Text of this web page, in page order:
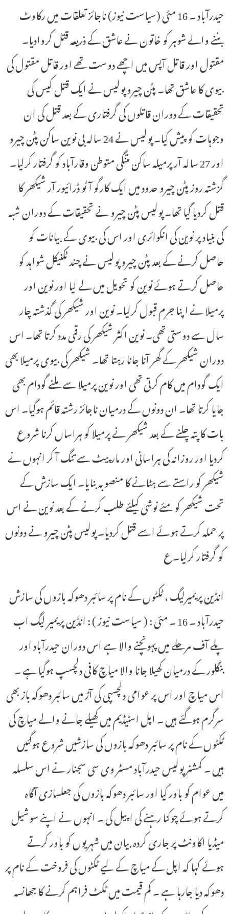
حیدرآباد ۔ 16 مئی (سیاست نیوز) ناجائز تعلقات میں رکاوٹ
بننے والے شوہر کو خاتون نے عاشق کے ذریعہ قتل کروادیا۔
مقتول اور قاتل آپس میں اچھے دوست تھے اور قاتل مقتول کی
بیوی کا عاشق تھا۔ پٹن چیرو پولیس نے ایک قتل کیس کی
تحقیقات کے دوران قاتلوں کی گرفتاری کے بعد قتل کی ان
وجوہات کو پیش کیا۔ پولیس نے 24 سالہ بی نوین ساکن پٹن چیرو
اور 27 سالہ آر پرمیلہ ساکن متنگی متوطن وقارآباد کو گرفتار کرلیا۔
گزشتہ روز پٹن چیرو حدود میں ایک کارگو آٹو ڈرائیور آر شیکھر کا
قتل کردیا گیا تھا۔ پولیس پٹن چیرو نے تحقیقات کے دوران شبہ
کی بنیاد پر نوین کی انکوائری اور اس کی بیوی کے بیانات کو
حاصل کرنے کے بعد پٹن چیرو پولیس نے چند ٹکنیکل شواہد کو
حاصل کرتے ہوئے نوین کو تحویل میں لے لیا اور نوین اور
پرمیلا نے اپنا جرم قبول کرلیا۔ نوین اور شیکھر کی گذشتہ چار
سال سے دوستی تھی۔ نوین اکثر شیکھر کی رقمی مدد کرتا تھا۔ اس
دوران شیکھر کے گھر آنا جانا رہتا تھا۔ شیکھر کی بیوی پرمیلا بھی
ایک گودام میں کام کرتی تھی اور نوین پرمیلا سے ملنے گودام بھی
جایا کرتا تھا۔ ان دونوں کے درمیان ناجائز رشتہ قائم ہوگیا۔ اس
بات کا پتہ چلنے کے بعد شیکھر نے پرمیلا کو ہراساں کرنا شروع
کردیا اور روزانہ کی ہراسانی اور مارپیٹ سے تنگ آ کر انہوں نے
شیکھر کو راستے سے ہٹانے کا منصوبہ بنایا۔ ایک سازش کے
تحت شیکھر کو مئے نوشی کیلئے طلب کرنے کے بعد نوین نے اس
پر حملہ کرتے ہوئے اسے قتل کردیا۔ پولیس پٹن چیرو نے دونوں
کو گرفتار کرلیا۔ع
انڈین پریمیرلیگ ، ٹکٹوں کے نام پر سائبر دھوکہ بازوں کی سازش
حیدرآباد ۔ 16 ۔ مئی : ( سیاست نیوز ) : انڈین پریمیر لیگ اب
پلے آف مرحلے میں پہونچنے والا ہے اس دوران حیدرآباد اور
بنگلور کے درمیان کھیلا جانا والا میاچ کافی دلچسپ ہوگیا ہے ۔
اس میاچ اور اس پر عوامی دلچسپی کی آڑ میں سائبر دھوکہ باز بھی
سرگرم ہوگئے ہیں ۔ اپل اسٹیڈیم میں کھیلے جانے والے میاچ کی
ٹکٹوں کے نام پر سائبر دھوکہ بازوں کی سازشیں شروع ہوگئیں
ہیں ۔ کمشنر پولیس حیدرآباد مسٹر وی سی سجنار نے اس سلسلہ
میں عوام کو باور کیا اور سائبر دھوکہ بازوں کی جعلسازی آگاہ
کرتے ہوئے چوکنا رہنے کی اپیل کی ۔ انہوں نے اپنے سوشیل
میڈیا اکاونٹ پر جاری کردہ بیان میں شہریوں کو باور کرتے
ہوئے کہا کہ اپل کے میاچ کے لیے ٹکٹوں کی فروخت کے نام پر
دھوکہ دیا جارہا ہے ۔ کم قیمت میں ٹکٹ فراہم کرنے کا جھانسہ